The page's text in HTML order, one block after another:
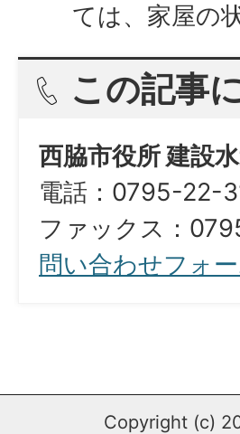
ては、家屋の
この記事
西脇市役所 建設
電話：0795-22-
ファックス：
問い合わせフォ
Copyright (c)